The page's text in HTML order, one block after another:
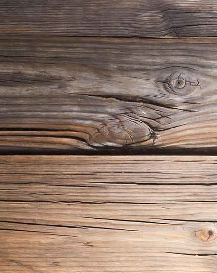
Neustädter markt mit Goldenen Reiter